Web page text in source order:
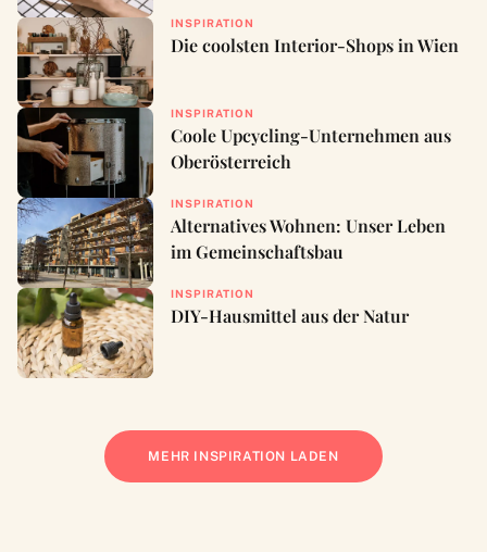
INSPIRATION
Die coolsten Interior-Shops in Wien
INSPIRATION
Coole Upcycling-Unternehmen aus
Oberösterreich
INSPIRATION
Alternatives Wohnen: Unser Leben
im Gemeinschaftsbau
INSPIRATION
DIY-Hausmittel aus der Natur
MEHR INSPIRATION LADEN